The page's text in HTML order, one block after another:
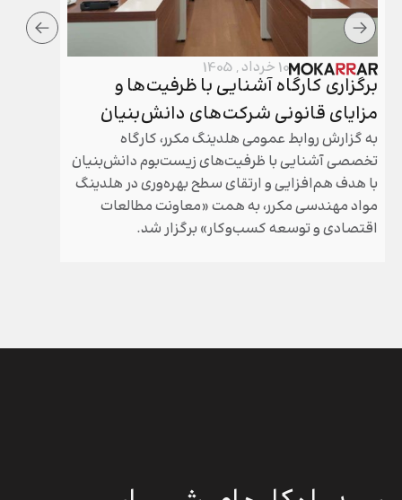
10 خرداد , 1405
برگزاری کارگاه آشنایی با ظرفیت‌ها و
مزایای قانونی شرکت‌های دانش‌بنیان
به گزارش روابط عمومی هلدینگ مکرر، کارگاه
تخصصی آشنایی با ظرفیت‌های زیست‌بوم دانش‌بنیان
با هدف هم‌افزایی و ارتقای سطح بهره‌وری در هلدینگ
مواد مهندسی مکرر، به همت «معاونت مطالعات
اقتصادی و توسعه کسب‌وکار» برگزار شد.